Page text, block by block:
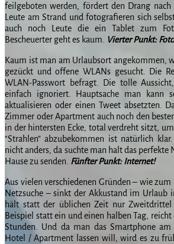
feilgeboten werden, fördert den Drang nach
Leute am Strand und fotografieren sich
auch noch Leute die ein Tablet zum
Bescheuerter geht es kaum.
Vierter Punkt:
Kaum ist man am Urlaubsort angekommen,
gezückt und offene WLANs gesucht. Die
WLAN-Passwort befragt. Die tolle
einfach ignoriert. Hauptsache man kann
aktualisieren oder einen Tweet absetzten.
Zimmer oder Apartment auch noch den
in der hintersten Ecke, total verdreht sitzt,
“Strahlen” abzubekommen ist natürlich
nicht anders, da suchte man halt das perfekte
Hause zu senden. Fünfter Punkt: Internet!
Aus vielen verschiedenen Gründen – wie
Netzsuche – sinkt der Akkustand im Urlaub
hält statt der üblichen Zeit nur
Beispiel statt ein und einen halben Tag,
Stunden. Und da man das Smartphone
Hotel / Apartment lassen will, wird es zu